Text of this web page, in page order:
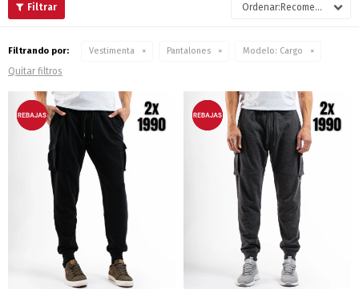
Recomendados
Filtrando por: Vestimenta Pantalones Modelo: Cargo
Quitar filtros